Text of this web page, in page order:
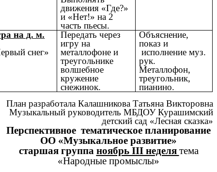
движения «Где?»
и «Нет!» на 2
часть пьесы.
на д. м.
снег»
Передать через
игру на
металлофоне и
треугольнике
волшебное
кружение
снежинок.
Объяснение,
показ и
исполнение муз.
рук.
Металлофон,
треугольник,
пианино.
План разработала Калашникова Татьяна Викторовна
Музыкальный руководитель МБДОУ Курашимский
детский сад «Лесная сказка»
Перспективное тематическое планирование
ОО «Музыкальное развитие»
старшая группа ноябрь III неделя тема
«Народные промыслы»